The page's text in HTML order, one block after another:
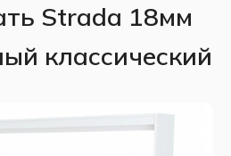
Strada 18мм
классический